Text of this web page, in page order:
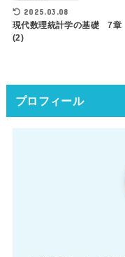
2025.03.08
現代数理統計学の基礎 7
(2)
プロフィール